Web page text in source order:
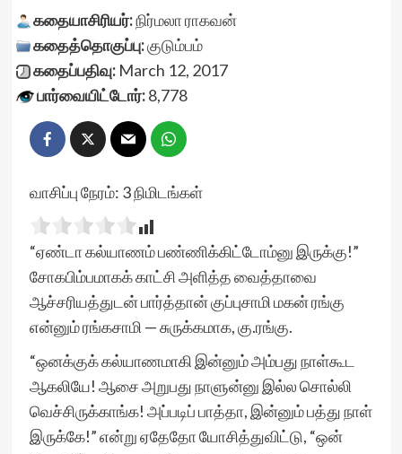
கதையாசிரியர்:நிர்மலா ராகவன்
கதைத்தொகுப்பு:குடும்பம்
கதைப்பதிவு:March 12, 2017
பார்வையிட்டோர்:8,778
வாசிப்பு நேரம்: 3நிமிடங்கள்
“ஏண்டா கல்யாணம் பண்ணிக்கிட்டோம்னு இருக்கு!”
சோகபிம்பமாகக் காட்சி அளித்த வைத்தாவை
ஆச்சரியத்துடன் பார்த்தான் குப்புசாமி மகன் ரங்கு
என்னும் ரங்கசாமி — சுருக்கமாக, கு.ரங்கு.
“ஒனக்குக் கல்யாணமாகி இன்னும் அம்பது நாள்கூட
ஆகலியே! ஆசை அறுபது நாளுன்னு இல்ல சொல்லி
வெச்சிருக்காங்க! அப்படிப் பாத்தா, இன்னும் பத்து நாள்
இருக்கே!” என்று ஏதேதோ யோசித்துவிட்டு, “ஒன்